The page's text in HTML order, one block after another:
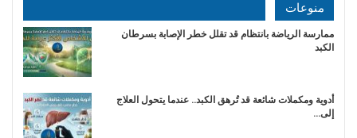
منوعات
ممارسة الرياضة بانتظام قد تقلل خطر الإصابة بسرطان
الكبد
أدوية ومكملات شائعة قد تُرهق الكبد.. عندما يتحول العلاج
إلى…